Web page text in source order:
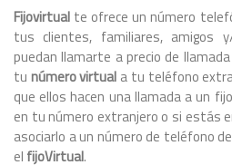
Fijovirtual te ofrece un número
tus clientes, familiares, amigos
puedan llamarte a precio de
tu número virtual a tu teléfono
que ellos hacen una llamada a un
en tu número extranjero o si estás
asociarlo a un número de teléfono
el fijoVirtual.